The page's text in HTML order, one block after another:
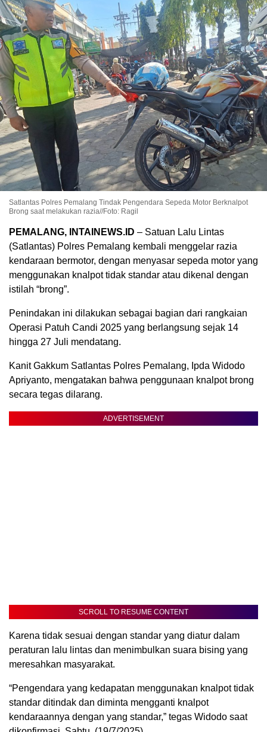
Satlantas Polres Pemalang Tindak Pengendara Sepeda Motor Berknalpot
Brong saat melakukan razia//Foto: Ragil
PEMALANG, INTAINEWS.ID – Satuan Lalu Lintas
(Satlantas) Polres Pemalang kembali menggelar razia
kendaraan bermotor, dengan menyasar sepeda motor yang
menggunakan knalpot tidak standar atau dikenal dengan
istilah “brong”.
Penindakan ini dilakukan sebagai bagian dari rangkaian
Operasi Patuh Candi 2025 yang berlangsung sejak 14
hingga 27 Juli mendatang.
Kanit Gakkum Satlantas Polres Pemalang, Ipda Widodo
Apriyanto, mengatakan bahwa penggunaan knalpot brong
secara tegas dilarang.
ADVERTISEMENT
Biru Kuning Geometris Modern Rekrutmen Staf
Kantor Poster Horizontal
SCROLL TO RESUME CONTENT
Karena tidak sesuai dengan standar yang diatur dalam
peraturan lalu lintas dan menimbulkan suara bising yang
meresahkan masyarakat.
“Pengendara yang kedapatan menggunakan knalpot tidak
standar ditindak dan diminta mengganti knalpot
kendaraannya dengan yang standar,” tegas Widodo saat